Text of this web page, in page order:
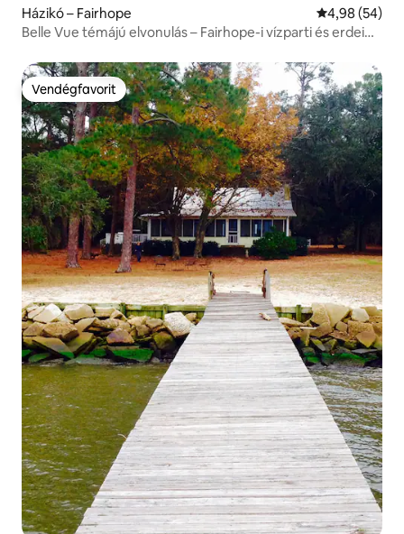
Házikó – Fairhope Átlagos
4,98 (54)
Belle Vue témájú elvonulás – Fairhope-i vízparti és erdei
Vendégfavorit
Vendégfavorit